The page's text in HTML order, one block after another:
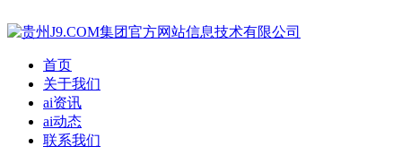
首页
关于我们
ai资讯
ai动态
联系我们